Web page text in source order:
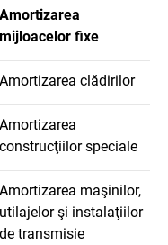
Amortizarea
mijloacelor fixe
Amortizarea clădirilor
Amortizarea
construcţiilor speciale
Amortizarea maşinilor,
utilajelor şi instalaţiilor
de transmisie